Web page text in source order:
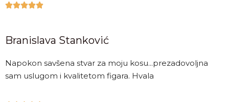

Branislava Stanković
Napokon savšena stvar za moju kosu...prezadovoljna
sam uslugom i kvalitetom figara. Hvala